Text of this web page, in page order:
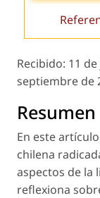
Recibido: 11
septiembre de
Resumen
En este
chilena
aspectos de la
reflexiona